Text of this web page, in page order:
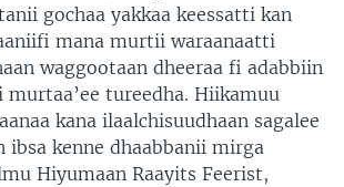
gochaa yakkaa keessatti kan
mana murtii waraanaatti
waggootaan dheeraa fi adabbiin
murtaa’ee tureedha. Hiikamuu
kana ilaalchisuudhaan sagalee
ibsa kenne dhaabbanii mirga
Hiyumaan Raayits Feerist,